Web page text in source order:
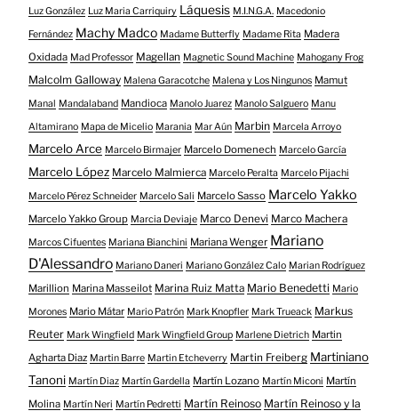
Luz González Luz Maria Carriquiry Láquesis M.I.N.G.A. Macedonio
Fernández Machy Madco Madame Butterfly Madame Rita Madera
Oxidada Mad Professor Magellan Magnetic Sound Machine Mahogany Frog
Malcolm Galloway Malena Garacotche Malena y Los Ningunos Mamut
Manal Mandalaband Mandioca Manolo Juarez Manolo Salguero Manu
Altamirano Mapa de Micelio Marania Mar Aún Marbin Marcela Arroyo
Marcelo Arce Marcelo Birmajer Marcelo Domenech Marcelo García
Marcelo López Marcelo Malmierca Marcelo Peralta Marcelo Pijachi
Marcelo Pérez Schneider Marcelo Sali Marcelo Sasso Marcelo Yakko
Marcelo Yakko Group Marcia Deviaje Marco Denevi Marco Machera
Marcos Cifuentes Mariana Bianchini Mariana Wenger Mariano
D'Alessandro Mariano Daneri Mariano González Calo Marian Rodríguez
Marillion Marina Masseilot Marina Ruiz Matta Mario Benedetti Mario
Morones Mario Mátar Mario Patrón Mark Knopfler Mark Trueack Markus
Reuter Mark Wingfield Mark Wingfield Group Marlene Dietrich Martin
Agharta Diaz Martin Barre Martin Etcheverry Martin Freiberg Martiniano
Tanoni Martín Diaz Martín Gardella Martín Lozano Martín Miconi Martín
Molina Martín Neri Martín Pedretti Martín Reinoso Martín Reinoso y la